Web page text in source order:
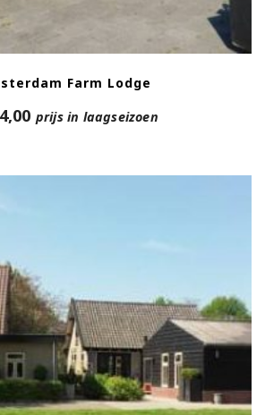
Farm Lodge
prijs in laagseizoen